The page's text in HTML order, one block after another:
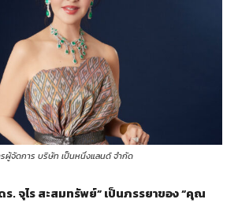
ผู้จัดการ บริษัท เป็นหนึ่งแลนด์ จำกัด
ร. จุไร สะสมทรัพย์” เป็นภรรยาของ “คุณ